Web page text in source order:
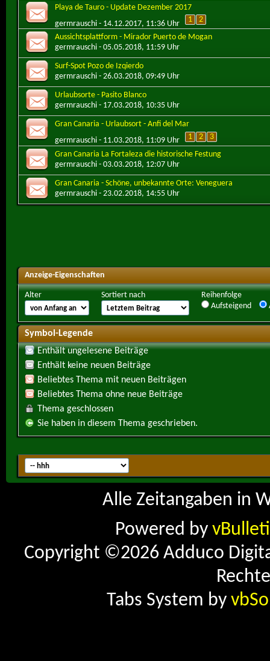
Playa de Tauro - Update Dezember 2017
germrauschi - 14.12.2017, 11:36 Uhr 1
2
Aussichtsplattform - Mirador Puerto de Mogan
germrauschi - 05.05.2018, 11:59 Uhr
Surf-Spot Pozo de Izqierdo
germrauschi - 26.03.2018, 09:49 Uhr
Urlaubsorte - Pasito Blanco
germrauschi - 17.03.2018, 10:35 Uhr
Gran Canaria - Urlaubsort - Anfi del Mar
germrauschi - 11.03.2018, 11:09 Uhr 1 2
3
Gran Canaria La Fortaleza die historische Festung
germrauschi - 03.03.2018, 12:07 Uhr
Gran Canaria - Schöne, unbekannte Orte: Veneguera
germrauschi - 23.02.2018, 14:55 Uhr
Anzeige-Eigenschaften
Alter Sortiert nach
Reihenfolge
Aufsteigend
Symbol-Legende
Enthält ungelesene Beiträge
Enthält keine neuen Beiträge
Beliebtes Thema mit neuen Beiträgen
Beliebtes Thema ohne neue Beiträge
Thema geschlossen
Sie haben in diesem Thema geschrieben.
Alle Zeitangaben in
Powered by
Copyright ©2026 Adduco
Tabs System by